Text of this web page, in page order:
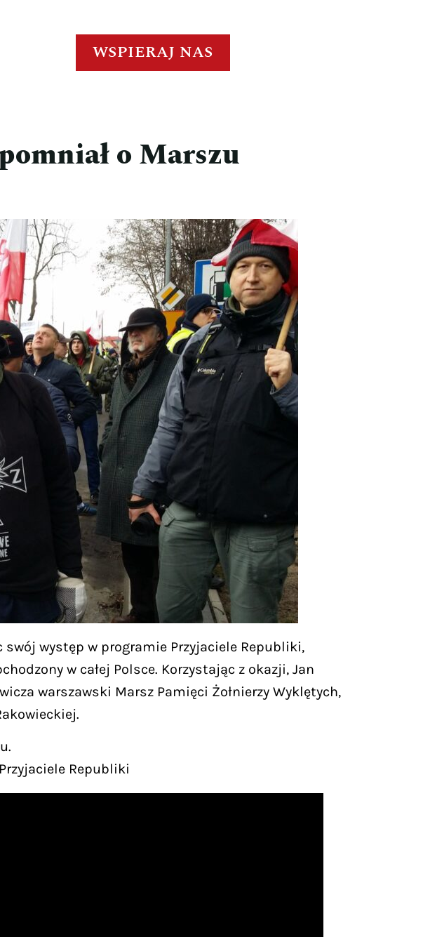
WSPIERAJ NAS
o Marszu
występ w programie Przyjaciele Republiki,
w całej Polsce. Korzystając z okazji, Jan
warszawski Marsz Pamięci Żołnierzy Wyklętych,
Przyjaciele Republiki